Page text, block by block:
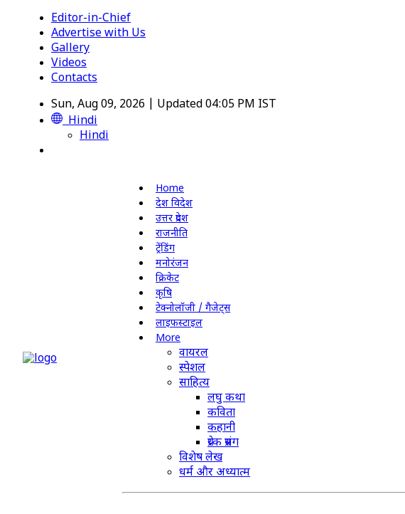
Editor-in-Chief
Advertise with Us
Gallery
Videos
Contacts
Sun, Aug 09, 2026 | Updated 04:05 PM IST
Hindi
Hindi
Home
देश विदेश
उत्तर प्रदेश
राजनीति
ट्रेंडिंग
मनोरंजन
क्रिकेट
कृषि
टेक्नोलॉजी / गैजेट्स
लाइफस्टाइल
More
वायरल
स्पेशल
साहित्य
लघु कथा
कविता
कहानी
प्रेरक प्रसंग
विशेष लेख
धर्म और अध्यात्म